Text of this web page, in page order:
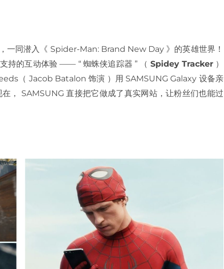
一同潜入《 Spider-Man: Brand New Day 》的英雄世界！
持的互动体验 —— “ 蜘蛛侠追踪器 ” （ Spidey Tracker）
（ Jacob Batalon 饰演 ）用 SAMSUNG Galaxy 设备亲
， SAMSUNG 直接把它做成了真实网站，让粉丝们也能过